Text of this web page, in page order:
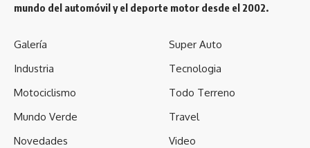
mundo del automóvil y el deporte motor desde el 2002.
Galería
Industria
Motociclismo
Mundo Verde
Novedades
Super Auto
Tecnologia
Todo Terreno
Travel
Video